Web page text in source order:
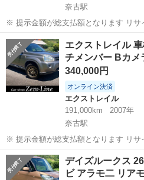
奈古駅
※ 提示金額が総支払額となります リサ
いきなりの購入はキャンセルさせて頂
ます。 まず支払い能力がない、約束を守れない、調べれば分かること
やくだらない質問、値...
山口 萩市 奈古駅 セレナ
エクストレイル
チメンバー Bカ
340,000円
オンライン決済
エクストレイル
191,000km
2007年
奈古駅
※ 提示金額が総支払額となります リサ
いきなりの購入はキャンセルさせて頂
ます。 まず支払い能力がない、約束を守れない、調べれば分かること
やくだらない質問、値...
山口 萩市 奈古駅 エクス
デイズルークス
ビ アラモ二 リア